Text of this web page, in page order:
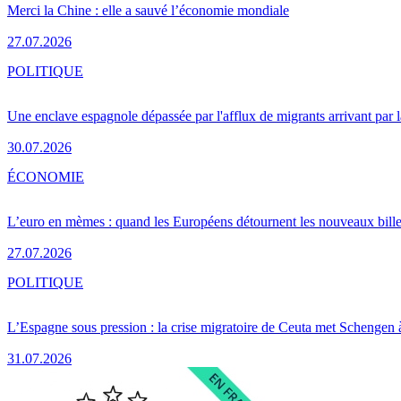
Merci la Chine : elle a sauvé l’économie mondiale
27.07.2026
Une enclave espagnole dépassée par l'afflux de migrants arrivant par
30.07.2026
POLITIQUE
L’euro en mèmes : quand les Européens détournent les nouveaux
27.07.2026
ÉCONOMIE
L’Espagne sous pression : la crise migratoire de Ceuta met Schengen
31.07.2026
POLITIQUE